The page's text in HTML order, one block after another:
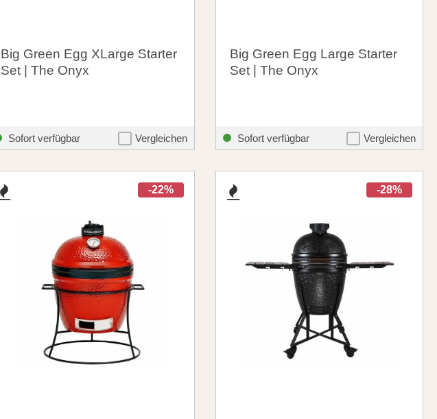
Big Green Egg XLarge Starter
Set | The Onyx
3.739,00 € santosgrills-theme.listing.formerPrice:
3.745,00 €
Sofort verfügbar Vergleichen
Big Green Egg Large Starter
Set | The Onyx
2.289,00 € santosgrills-
2.645,00 €
Sofort verfügbar Vergleichen
-22% -28%